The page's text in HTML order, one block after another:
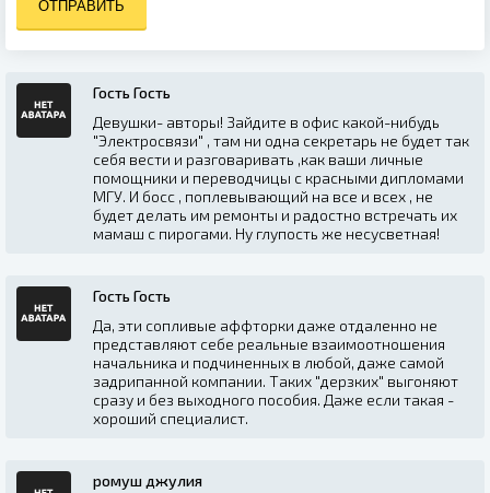
ОТПРАВИТЬ
Гость Гость
Девушки- авторы! Зайдите в офис какой-нибудь
"Электросвязи" , там ни одна секретарь не будет так
себя вести и разговаривать ,как ваши личные
помощники и переводчицы с красными дипломами
МГУ. И босс , поплевывающий на все и всех , не
будет делать им ремонты и радостно встречать их
мамаш с пирогами. Ну глупость же несусветная!
Гость Гость
Да, эти сопливые аффторки даже отдаленно не
представляют себе реальные взаимоотношения
начальника и подчиненных в любой, даже самой
задрипанной компании. Таких "дерзких" выгоняют
сразу и без выходного пособия. Даже если такая -
хороший специалист.
ромуш джулия